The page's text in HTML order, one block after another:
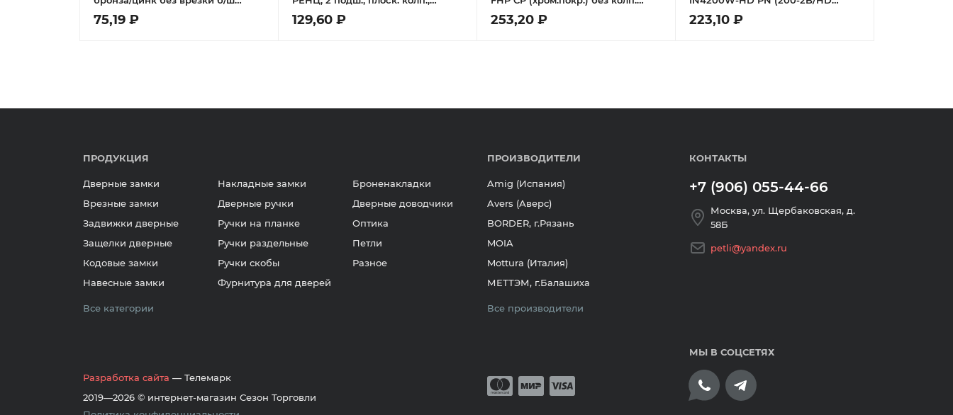
Петля
75,19 ₽
белый/ латунь блестящая
129,60 ₽
(100х75х2,5)
253,20 ₽
100x2,5) мат. никель
223,10 ₽
ПРОДУКЦИЯ
Дверные замки
Врезные замки
Задвижки дверные
Защелки дверные
Кодовые замки
Навесные замки
Накладные замки
Дверные ручки
Ручки на планке
Ручки раздельные
Ручки скобы
Фурнитура для дверей
Броненакладки
Дверные доводчики
Оптика
Петли
Разное
Все категории
ПРОИЗВОДИТЕЛИ
Amig (Испания)
Avers (Аверс)
BORDER, г.Рязань
MOIA
Mottura (Италия)
МЕТТЭМ, г.Балашиха
Все производители
КОНТАКТЫ
+7 (906) 055-44-66
Москва, ул. Щербаковская, д.
58Б
petli@yandex.ru
Разработка сайта — Телемарк
2019—2026 © интернет-магазин Сезон Торговли
Принимается оплата банковскими картами
МЫ В СОЦСЕТЯХ